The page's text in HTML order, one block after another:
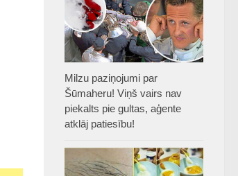
Milzu paziņojumi par
Šūmaheru! Viņš vairs nav
piekalts pie gultas, aģente
atklāj patiesību!